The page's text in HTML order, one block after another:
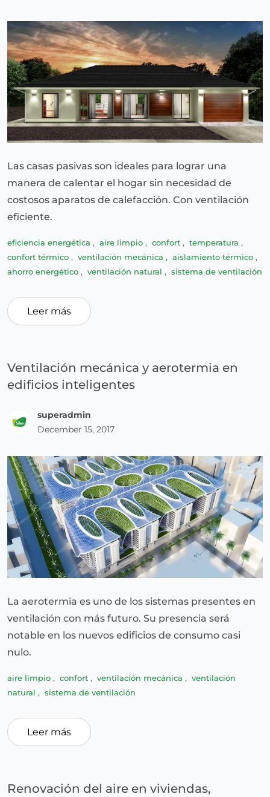
Las casas pasivas son ideales para lograr una
manera de calentar el hogar sin necesidad de
costosos aparatos de calefacción. Con ventilación
eficiente.
eficiencia energética , aire limpio , confort , temperatura ,
confort térmico , ventilación mecánica , aislamiento térmico ,
ahorro energético , ventilación natural , sistema de ventilación
Leer más
Ventilación mecánica y aerotermia en
edificios inteligentes
superadmin
December 15, 2017
La aerotermia es uno de los sistemas presentes en
ventilación con más futuro. Su presencia será
notable en los nuevos edificios de consumo casi
nulo.
aire limpio , confort , ventilación mecánica , ventilación
natural , sistema de ventilación
Leer más
Renovación del aire en viviendas,